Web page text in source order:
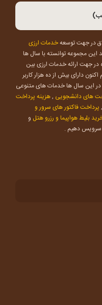
خدمات ارزی
این مجموعه توانسته با سال ها
جهت ارائه خدمات ارزی بین
دارای بیش از ده هزار کاربر
در این سال ها خدمات های متنوعی
های دانشجویی ,هزینه پرداخت
, پرداخت فاکتور های سرور و
بلیط هواپیما و رزرو هتل و
سرویس دهیم .